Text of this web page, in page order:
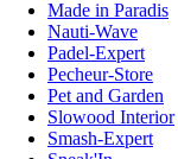
Made in Paradis
Nauti-Wave
Padel-Expert
Pecheur-Store
Pet and Garden
Slowood Interior
Smash-Expert